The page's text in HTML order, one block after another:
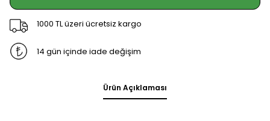
1000 TL üzeri ücretsiz kargo
14 gün içinde iade değişim
Ürün Açıklaması